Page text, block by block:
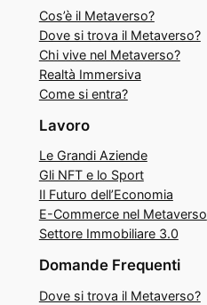
Cos’è il Metaverso?
Dove si trova il Metaverso?
Chi vive nel Metaverso?
Realtà Immersiva
Come si entra?
Lavoro
Le Grandi Aziende
Gli NFT e lo Sport
Il Futuro dell’Economia
E-Commerce nel Metaverso
Settore Immobiliare 3.0
Domande Frequenti
Dove si trova il Metaverso?